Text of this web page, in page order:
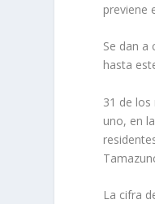
previene
Se dan a
hasta
31 de los
uno, en
La cifra